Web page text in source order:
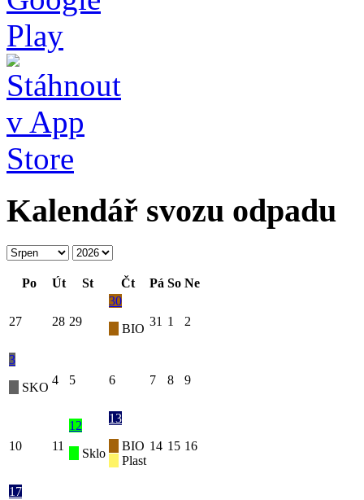
Kalendář svozu odpadu
Po Út St Čt Pá So Ne
27 28 29
30
BIO
31 1 2
3
SKO
4 5 6 7 8 9
10 11
12
Sklo
13
BIO
Plast
14 15 16
17